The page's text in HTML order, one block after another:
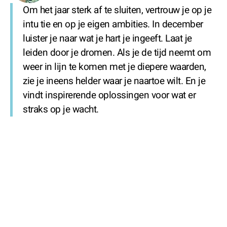
Om het jaar sterk af te sluiten, vertrouw je op je
intu tie en op je eigen ambities. In december
luister je naar wat je hart je ingeeft. Laat je
leiden door je dromen. Als je de tijd neemt om
weer in lijn te komen met je diepere waarden,
zie je ineens helder waar je naartoe wilt. En je
vindt inspirerende oplossingen voor wat er
straks op je wacht.